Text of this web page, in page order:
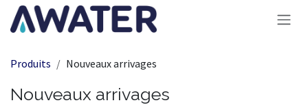
Se rendre au contenu
Produits Nouveaux arrivages
Nouveaux arrivages